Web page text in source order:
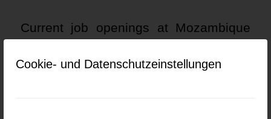
Cookie- und Datenschutzeinstellungen
Current job openings at Mozambique